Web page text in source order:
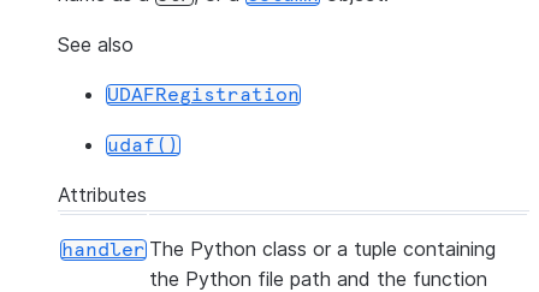
See also
UDAFRegistration
udaf()
Attributes
handler The Python class or a tuple containing
the Python file path and the function